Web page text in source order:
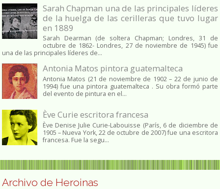
Sarah Chapman una de las principales líderes
de la huelga de las cerilleras que tuvo lugar
en 1889
Sarah Dearman (de soltera Chapman; Londres, 31 de
octubre de 1862​- Londres, 27 de noviembre de 1945)​ fue
una de las principales líderes de...
Antonia Matos pintora guatemalteca
Antonia Matos (21 de noviembre de 1902 – 22 de junio de
1994) fue una pintora guatemalteca . Su obra formó parte
del evento de pintura en el...
Ève Curie escritora francesa
Ève Denise Julie Curie-Labouisse (París, 6 de diciembre de
1905 – Nueva York, 22 de octubre de 2007) fue una escritora
francesa. Fue la segu...
Archivo de Heroinas